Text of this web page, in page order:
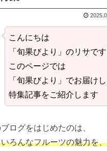
こんにちは
「旬果びより」のリサです
このページでは
「旬果びより」でお届け
特集記事をご紹介します
ログをはじめたのは、
ろんなフルーツの魅力を